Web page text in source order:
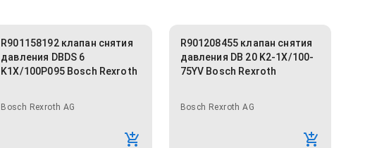
R901158192 клапан снятия
давления DBDS 6
K1X/100P095 Bosch Rexroth
Bosch Rexroth AG
R901208455 клапан снятия
давления DB 20 K2-1X/100-
75YV Bosch Rexroth
Bosch Rexroth AG